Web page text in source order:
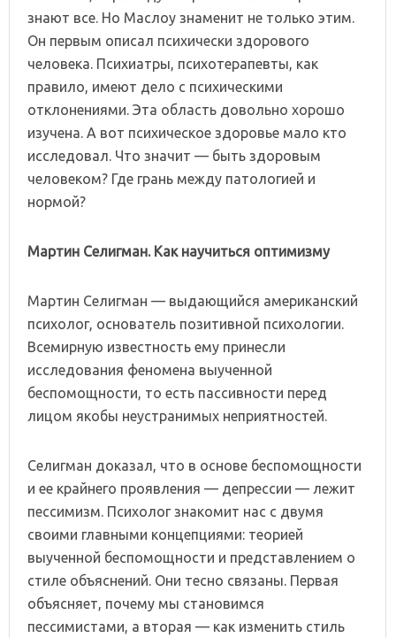
знают все. Но Маслоу знаменит не только этим.
Он первым описал психически здорового
человека. Психиатры, психотерапевты, как
правило, имеют дело с психическими
отклонениями. Эта область довольно хорошо
изучена. А вот психическое здоровье мало кто
исследовал. Что значит — быть здоровым
человеком? Где грань между патологией и
нормой?
Мартин Селигман. Как научиться оптимизму
Мартин Селигман — выдающийся американский
психолог, основатель позитивной психологии.
Всемирную известность ему принесли
исследования феномена выученной
беспомощности, то есть пассивности перед
лицом якобы неустранимых неприятностей.
Селигман доказал, что в основе беспомощности
и ее крайнего проявления — депрессии — лежит
пессимизм. Психолог знакомит нас с двумя
своими главными концепциями: теорией
выученной беспомощности и представлением о
стиле объяснений. Они тесно связаны. Первая
объясняет, почему мы становимся
пессимистами, а вторая — как изменить стиль